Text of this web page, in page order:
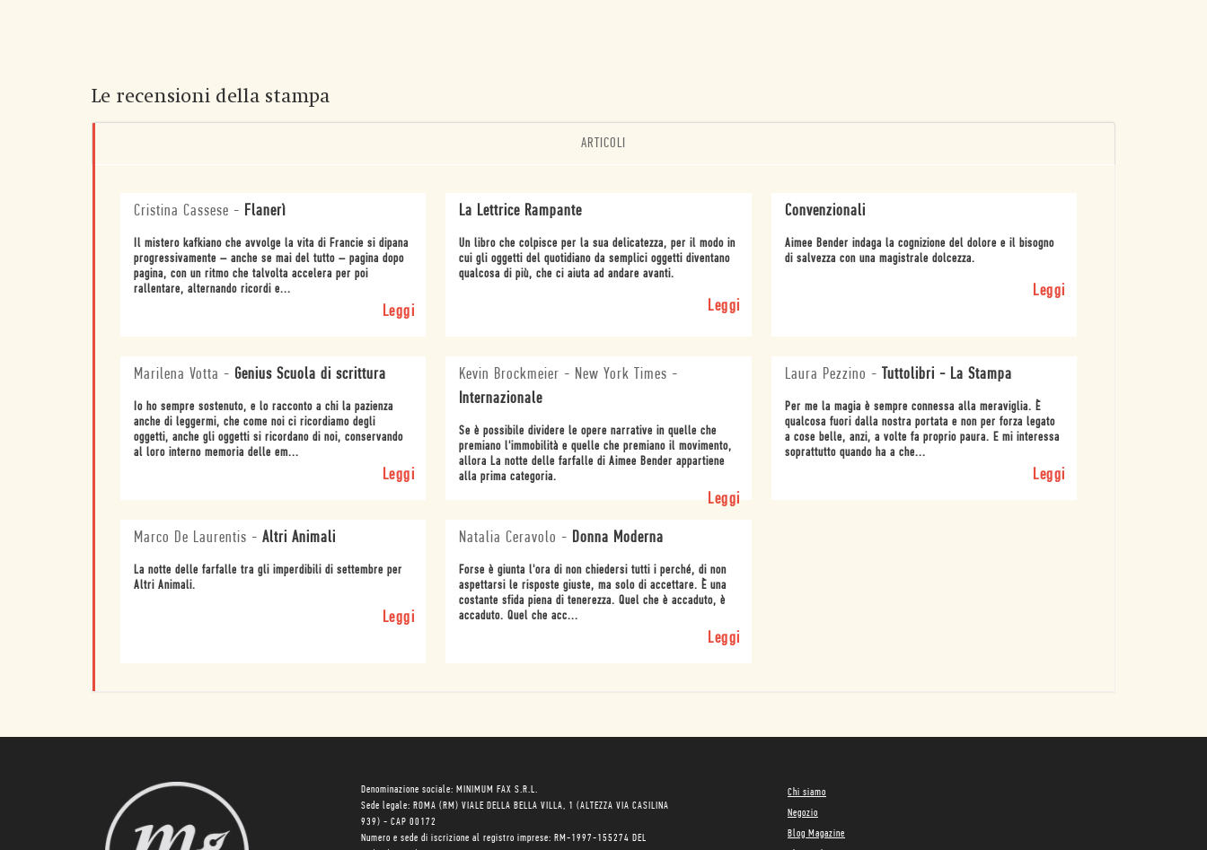
Le recensioni della stampa
ARTICOLI
Cristina Cassese - Flanerì
Il mistero kafkiano che avvolge la vita di Francie si dipana
progressivamente – anche se mai del tutto – pagina dopo
pagina, con un ritmo che talvolta accelera per poi
rallentare, alternando ricordi e...
Leggi
La Lettrice Rampante
Un libro che colpisce per la sua delicatezza, per il modo in
cui gli oggetti del quotidiano da semplici oggetti diventano
qualcosa di più, che ci aiuta ad andare avanti.
Leggi
Convenzionali
Aimee Bender indaga la cognizione del dolore e il bisogno
di salvezza con una magistrale dolcezza.
Leggi
Marilena Votta - Genius Scuola di scrittura
Io ho sempre sostenuto, e lo racconto a chi la pazienza
anche di leggermi, che come noi ci ricordiamo degli
oggetti, anche gli oggetti si ricordano di noi, conservando
al loro interno memoria delle em...
Leggi
Kevin Brockmeier - New York Times -
Internazionale
Se è possibile dividere le opere narrative in quelle che
premiano l'immobilità e quelle che premiano il movimento,
allora La notte delle farfalle di Aimee Bender appartiene
alla prima categoria.
Leggi
Laura Pezzino - Tuttolibri - La Stampa
Per me la magia è sempre connessa alla meraviglia. È
qualcosa fuori dalla nostra portata e non per forza legato
a cose belle, anzi, a volte fa proprio paura. E mi interessa
soprattutto quando ha a che...
Leggi
Marco De Laurentis - Altri Animali
La notte delle farfalle tra gli imperdibili di settembre per
Altri Animali.
Leggi
Natalia Ceravolo - Donna Moderna
Forse è giunta l'ora di non chiedersi tutti i perché, di non
aspettarsi le risposte giuste, ma solo di accettare. È una
costante sfida piena di tenerezza. Quel che è accaduto, è
accaduto. Quel che acc...
Leggi
Denominazione sociale: MINIMUM FAX S.R.L.
Sede legale: ROMA (RM) VIALE DELLA BELLA VILLA, 1 (ALTEZZA VIA CASILINA
939) - CAP 00172
Numero e sede di iscrizione al registro imprese: RM-1997-155274 DEL
Chi siamo
Negozio
Blog Magazine